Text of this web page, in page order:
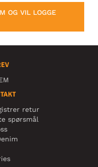
OG VIL LOGGE
retur
spørsmål